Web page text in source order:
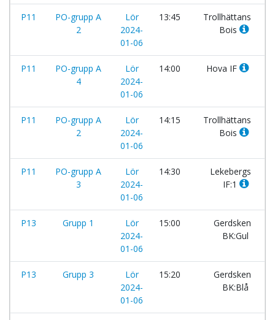
P11
PO-grupp A
2
Lör
2024-
01-06
13:45
Trollhättans
Bois
P11
PO-grupp A
4
Lör
2024-
01-06
14:00 Hova IF
P11
PO-grupp A
2
Lör
2024-
01-06
14:15
Trollhättans
Bois
P11
PO-grupp A
3
Lör
2024-
01-06
14:30
Lekebergs
IF:1
P13 Grupp 1
Lör
2024-
01-06
15:00
Gerdsken
BK:Gul
P13 Grupp 3
Lör
2024-
01-06
15:20
Gerdsken
BK:Blå